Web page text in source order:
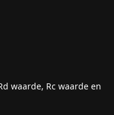
waarde, Rc waarde en